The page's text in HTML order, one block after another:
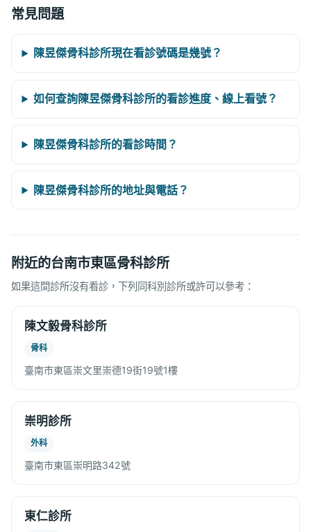
常見問題
陳昱傑骨科診所現在看診號碼是幾號？
如何查詢陳昱傑骨科診所的看診進度、線上看號？
陳昱傑骨科診所的看診時間？
陳昱傑骨科診所的地址與電話？
附近的台南市東區骨科診所
如果這間診所沒有看診，下列同科別診所或許可以參考：
陳文毅骨科診所
骨科
臺南市東區崇文里崇德19街19號1樓
崇明診所
外科
臺南市東區崇明路342號
東仁診所